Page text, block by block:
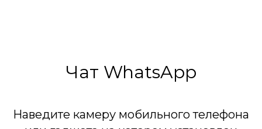
Чат WhatsApp
Наведите камеру мобильного телефона